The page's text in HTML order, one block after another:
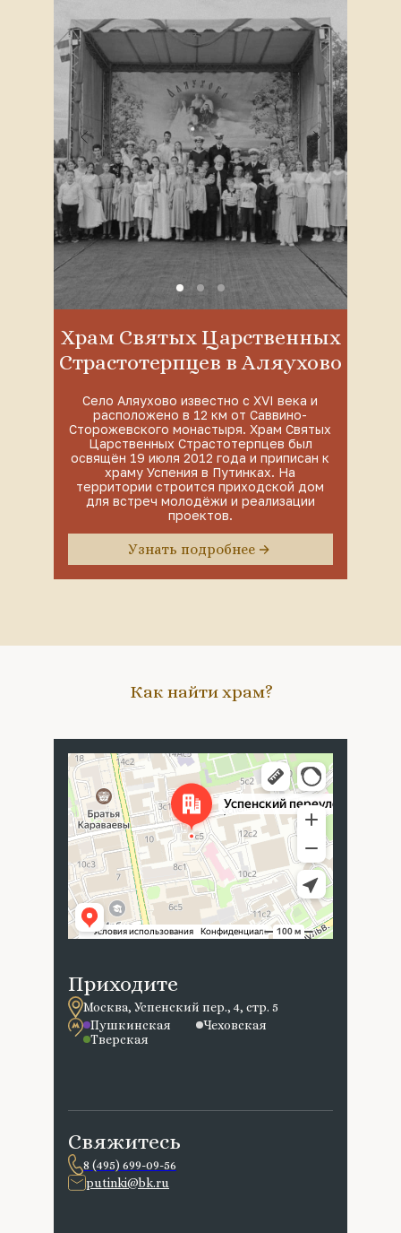
Храм Святых Царственных
Страстотерпцев в Аляухово
Село Аляухово известно с XVI века и
расположено в 12 км от Саввино-
Сторожевского монастыря. Храм Святых
Царственных Страстотерпцев был
освящён 19 июля 2012 года и приписан к
храму Успения в Путинках. На
территории строится приходской дом
для встреч молодёжи и реализации
проектов.
Узнать подробнее
Свяжитесь
8 (495) 699-09-56
putinki@bk.ru
Приходите
Москва, Успенский пер., 4, стр. 5
Пушкинская
Чеховская
Тверская
Как найти храм?
Москва
Успенский переулок, 4с5 — Яндекс Карты